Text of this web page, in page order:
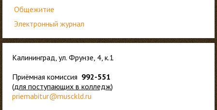
Общежитие
Электронный журнал
Калининград, ул. Фрунзе, 4, к.1
Приёмная комиссия 992-551
(для поступающих в колледж)
priemabitur@musckld.ru